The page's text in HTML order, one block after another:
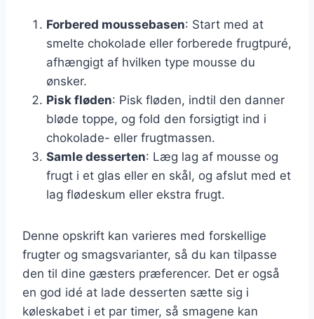
Forbered moussebasen: Start med at
smelte chokolade eller forberede frugtpuré,
afhængigt af hvilken type mousse du
ønsker.
Pisk fløden: Pisk fløden, indtil den danner
bløde toppe, og fold den forsigtigt ind i
chokolade- eller frugtmassen.
Samle desserten: Læg lag af mousse og
frugt i et glas eller en skål, og afslut med et
lag flødeskum eller ekstra frugt.
Denne opskrift kan varieres med forskellige
frugter og smagsvarianter, så du kan tilpasse
den til dine gæsters præferencer. Det er også
en god idé at lade desserten sætte sig i
køleskabet i et par timer, så smagene kan